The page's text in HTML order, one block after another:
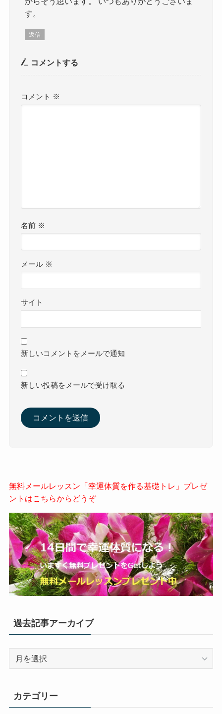
す。
返信
コメントする
コメント ※
名前 ※
メール ※
サイト
新しいコメントをメールで通知
新しい投稿をメールで受け取る
無料メールレッスン「幸運体質を作る基礎トレ」プレゼ
ントはこちらからどうぞ
過去記事アーカイブ
ア
カテゴリー